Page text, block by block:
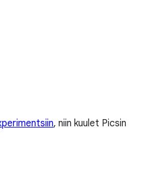
, niin kuulet Picsin